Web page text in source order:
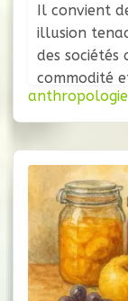
Il convient
illusion
des sociétés
commodité
primitives »,
de la
anthropologie